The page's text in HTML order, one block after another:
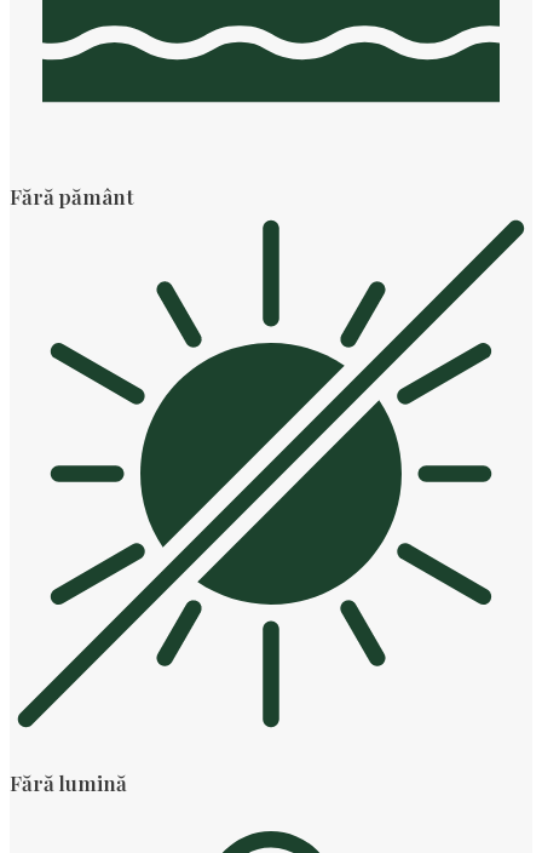
Fără pământ
Fără lumină